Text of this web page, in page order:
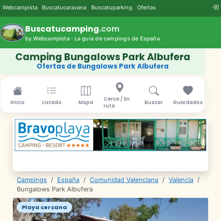
Webcampista Buscatucaravana Buscatuparking Ofertas
Buscatucamping.com
by Webcampista · La guía de campings de España
Camping Bungalows Park Albufera
Ofertas de Bungalows Park Albufera
Inicio Listado Mapa
Cerca / En
ruta
Buscar Guardados
Campings / España / Comunidad Valenciana / Valencia /
Bungalows Park Albufera
Playa cercana